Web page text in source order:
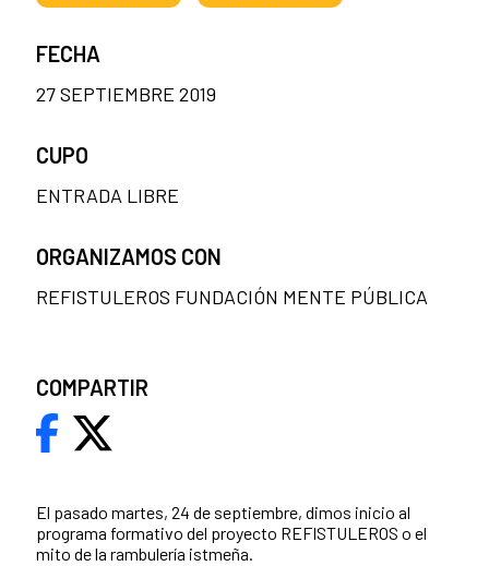
El pasado martes, 24 de septiembre, dimos inicio al
programa formativo del proyecto REFISTULEROS o el
mito de la rambulería istmeña.
FECHA
27 SEPTIEMBRE 2019
CUPO
ENTRADA LIBRE
ORGANIZAMOS CON
REFISTULEROS FUNDACIÓN MENTE PÚBLICA
COMPARTIR